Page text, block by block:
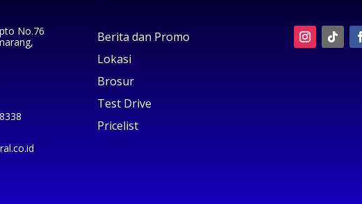
No.76
Berita dan Promo
Lokasi
Brosur
Test Drive
Pricelist